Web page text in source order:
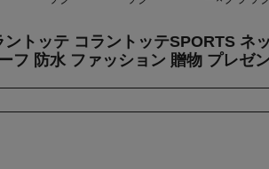
ントッテ コラントッテSPORTS ネ
フ 防水 ファッション 贈物 プレ